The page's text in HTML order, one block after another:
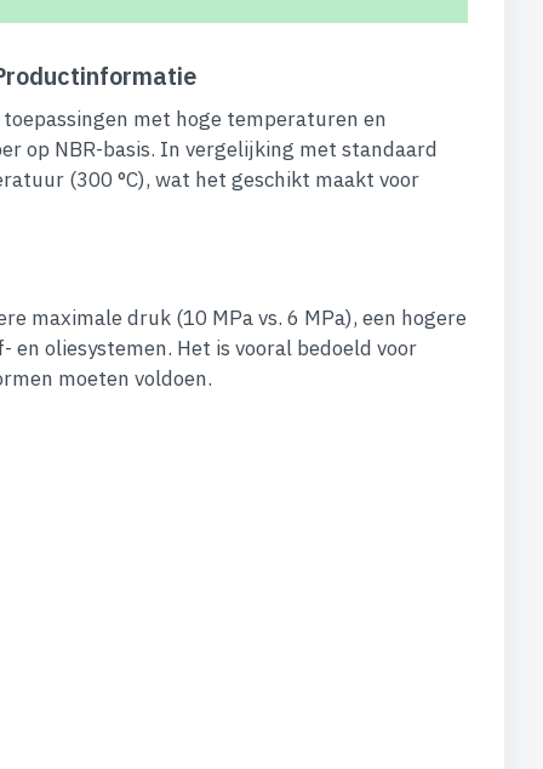
met hoge temperaturen en
op NBR-basis. In vergelijking met standaard
(300 °C), wat het geschikt maakt voor
maximale druk (10 MPa vs. 6 MPa), een hogere
oliesystemen. Het is vooral bedoeld voor
moeten voldoen.